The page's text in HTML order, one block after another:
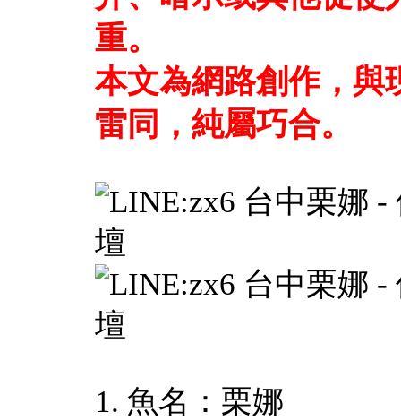
重。
本文為網路創作，與
雷同，純屬巧合。
1. 魚名：栗娜